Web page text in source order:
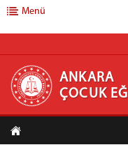
ANKARA
HAKKIMIZDA
EĞT.-ÖĞRT.SERV.
Menü
ANKARA
ÇOCUK